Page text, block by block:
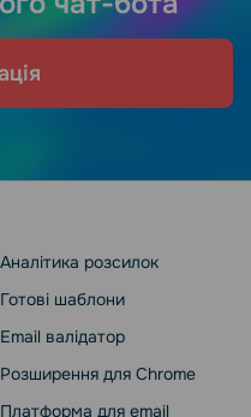
Аналітика розсилок
Готові шаблони
Email валідатор
Розширення для Chrome
Платформа для email